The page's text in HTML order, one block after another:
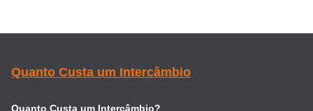
Quanto Custa um Intercâmbio
Quanto Custa um Intercâmbio?